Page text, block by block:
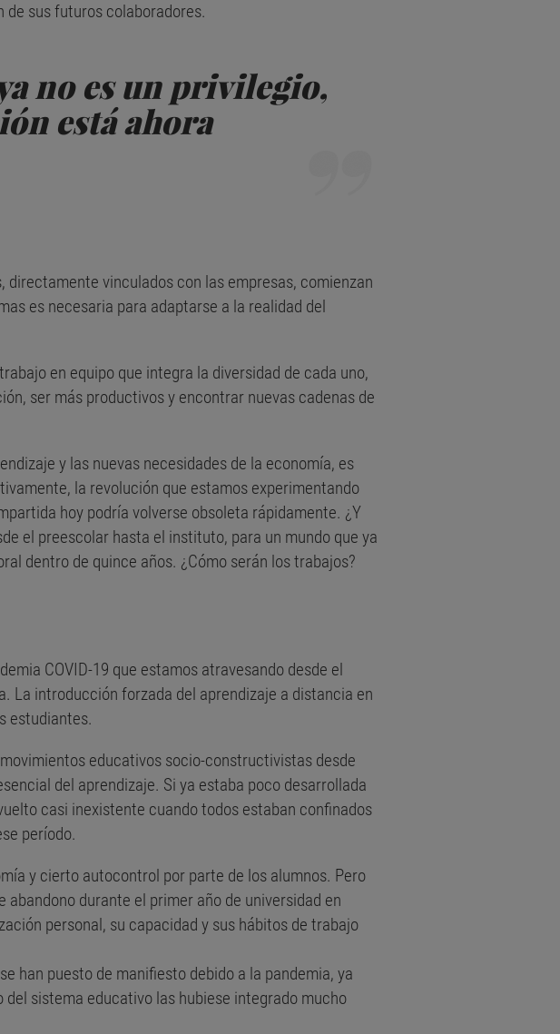
de sus futuros colaboradores.
no es un privilegio,
está ahora
vinculados con las empresas, comienzan
es necesaria para adaptarse a la realidad del
en equipo que integra la diversidad de cada uno,
ser más productivos y encontrar nuevas cadenas de
y las nuevas necesidades de la economía, es
la revolución que estamos experimentando
hoy podría volverse obsoleta rápidamente. ¿Y
el preescolar hasta el instituto, para un mundo que ya
dentro de quince años. ¿Cómo serán los trabajos?
COVID-19 que estamos atravesando desde el
La introducción forzada del aprendizaje a distancia en
estudiantes.
educativos socio-constructivistas desde
del aprendizaje. Si ya estaba poco desarrollada
casi inexistente cuando todos estaban confinados
período.
y cierto autocontrol por parte de los alumnos. Pero
durante el primer año de universidad en
personal, su capacidad y sus hábitos de trabajo
han puesto de manifiesto debido a la pandemia, ya
sistema educativo las hubiese integrado mucho